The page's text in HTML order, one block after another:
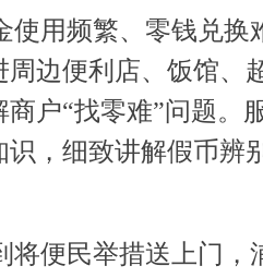
使用频繁、零钱兑换
边便利店、饭馆、
户“找零难”问题。
，细致讲解假币辨
将便民举措送上门